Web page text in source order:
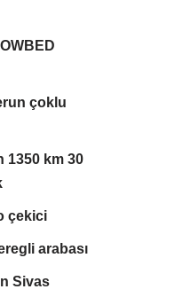
çoklu
1350 km 30
çekici
arabası
Sivas